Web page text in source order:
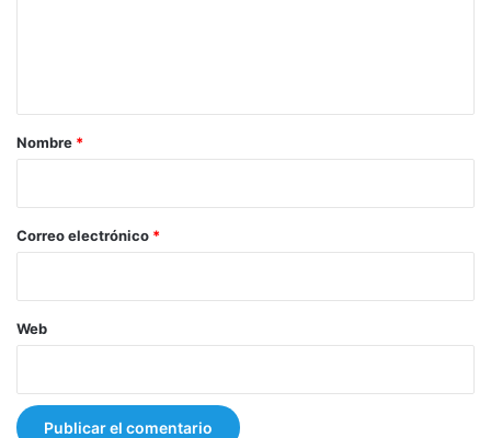
r
*
Nombre *
Correo electrónico *
Web